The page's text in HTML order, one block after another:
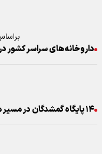
داروخانه‌های سراسر کشور
۱۴ پایگاه گمشدگان در مسیر مراسم بدرقه «آقای شهید ایران» در قم ایجاد شد